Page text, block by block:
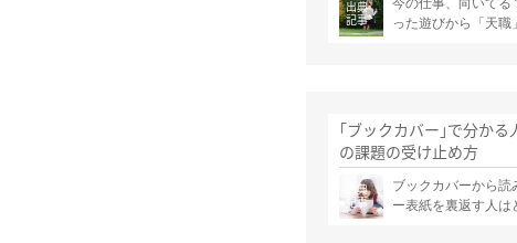
出典
記事
今の仕事、向いてる
った遊びから「天職
｢ブックカバー｣で分かる
の課題の受け止め方
出典
記事
ブックカバーから読
ー表紙を裏返す人は